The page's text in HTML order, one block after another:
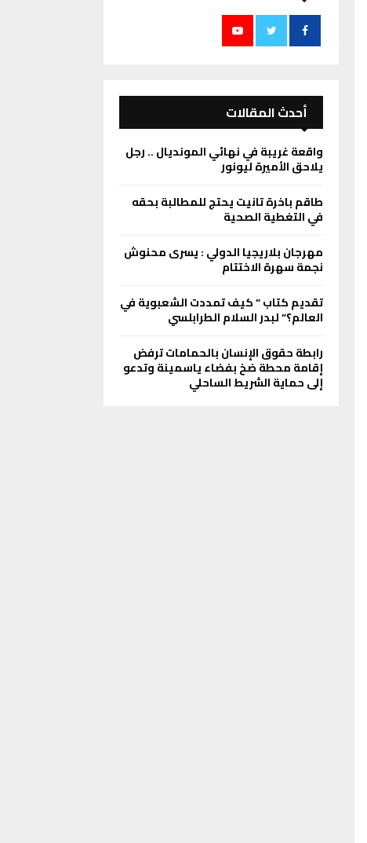
أحدث المقالات
واقعة غريبة في نهائي المونديال .. رجل
يلاحق الأميرة ليونور
طاقم باخرة تانيت يحتج للمطالبة بحقه
في التغطية الصحية
مهرجان بلاريجيا الدولي : يسرى محنوش
نجمة سهرة الاختتام
تقديم كتاب ” كيف تمددت الشعبوية في
العالم؟” لبدر السلام الطرابلسي
رابطة حقوق الإنسان بالحمامات ترفض
إقامة محطة ضخ بفضاء ياسمينة وتدعو
إلى حماية الشريط الساحلي